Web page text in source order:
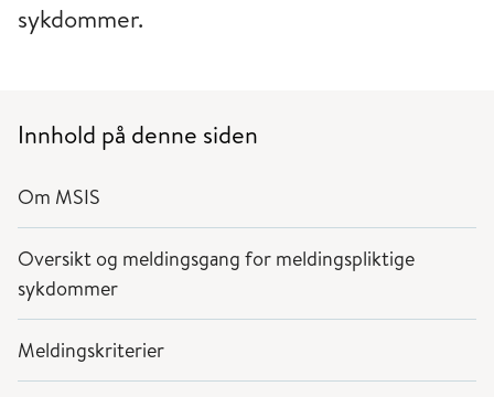
sykdommer.
Innhold på denne siden
Om MSIS
Oversikt og meldingsgang for meldingspliktige
sykdommer
Meldingskriterier